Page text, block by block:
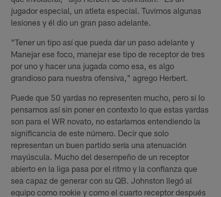
jugador especial, un atleta especial. Tuvimos algunas
lesiones y él dio un gran paso adelante.
"Tener un tipo así que pueda dar un paso adelante y
Manejar ese foco, manejar ese tipo de receptor de tres
por uno y hacer una jugada como esa, es algo
grandioso para nuestra ofensiva," agrego Herbert.
Puede que 50 yardas no representen mucho, pero si lo
pensamos así sin poner en contexto lo que estas yardas
son para el WR novato, no estaríamos entendiendo la
significancia de este número. Decir que solo
representan un buen partido sería una atenuación
mayúscula. Mucho del desempeño de un receptor
abierto en la liga pasa por el ritmo y la confianza que
sea capaz de generar con su QB. Johnston llegó al
equipo como rookie y como el cuarto receptor después